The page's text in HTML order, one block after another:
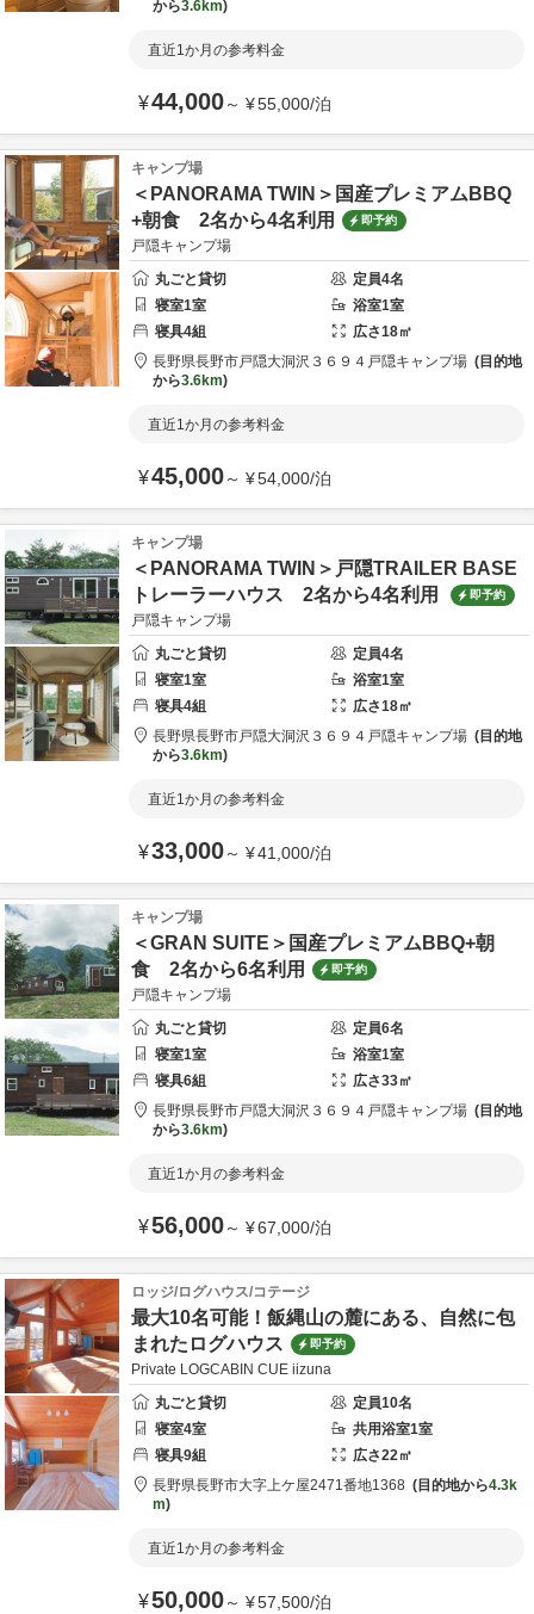
から3.6km
直近1か月の参考料金
¥44,000～ ¥55,000/泊
キャンプ場
＜PANORAMA TWIN＞国産プレミアムBBQ
+朝食 2名から4名利用
即予約
戸隠キャンプ場
丸ごと貸切
定員4名
寝室1室 浴室1室
寝具4組 広さ18㎡
長野県長野市戸隠大洞沢３６９４ 戸隠キャンプ場
目的地
から3.6km
直近1か月の参考料金
¥45,000～ ¥54,000/泊
キャンプ場
＜PANORAMA TWIN＞戸隠TRAILER BASE
トレーラーハウス 2名から4名利用
即予約
戸隠キャンプ場
丸ごと貸切
定員4名
寝室1室 浴室1室
寝具4組 広さ18㎡
長野県長野市戸隠大洞沢３６９４ 戸隠キャンプ場
目的地
から3.6km
直近1か月の参考料金
¥33,000～ ¥41,000/泊
キャンプ場
＜GRAN SUITE＞国産プレミアムBBQ+朝
食 2名から6名利用
即予約
戸隠キャンプ場
丸ごと貸切
定員6名
寝室1室 浴室1室
寝具6組 広さ33㎡
長野県長野市戸隠大洞沢３６９４ 戸隠キャンプ場
目的地
から3.6km
直近1か月の参考料金
¥56,000～ ¥67,000/泊
ロッジ/ログハウス/コテージ
最大10名可能！飯縄山の麓にある、自然に包
まれたログハウス
即予約
Private LOGCABIN CUE iizuna
丸ごと貸切
定員10名
寝室4室 共用浴室1室
寝具9組 広さ22㎡
長野県長野市大字上ケ屋2471番地1368 目的地から4.3k
m
直近1か月の参考料金
¥50,000～ ¥57,500/泊